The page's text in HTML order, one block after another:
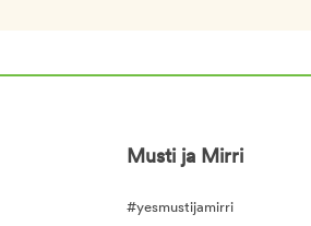
Musti ja Mirri
#yesmustijamirri